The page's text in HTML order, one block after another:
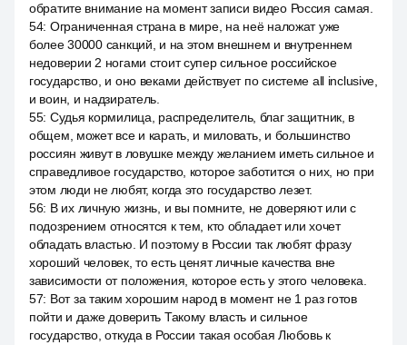
обратите внимание на момент записи видео Россия самая.
54: Ограниченная страна в мире, на неё наложат уже
более 30000 санкций, и на этом внешнем и внутреннем
недоверии 2 ногами стоит супер сильное российское
государство, и оно веками действует по системе all inclusive,
и воин, и надзиратель.
55: Судья кормилица, распределитель, благ защитник, в
общем, может все и карать, и миловать, и большинство
россиян живут в ловушке между желанием иметь сильное и
справедливое государство, которое заботится о них, но при
этом люди не любят, когда это государство лезет.
56: В их личную жизнь, и вы помните, не доверяют или с
подозрением относятся к тем, кто обладает или хочет
обладать властью. И поэтому в России так любят фразу
хороший человек, то есть ценят личные качества вне
зависимости от положения, которое есть у этого человека.
57: Вот за таким хорошим народ в момент не 1 раз готов
пойти и даже доверить Такому власть и сильное
государство, откуда в России такая особая Любовь к